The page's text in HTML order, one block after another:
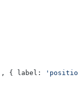
], { label: